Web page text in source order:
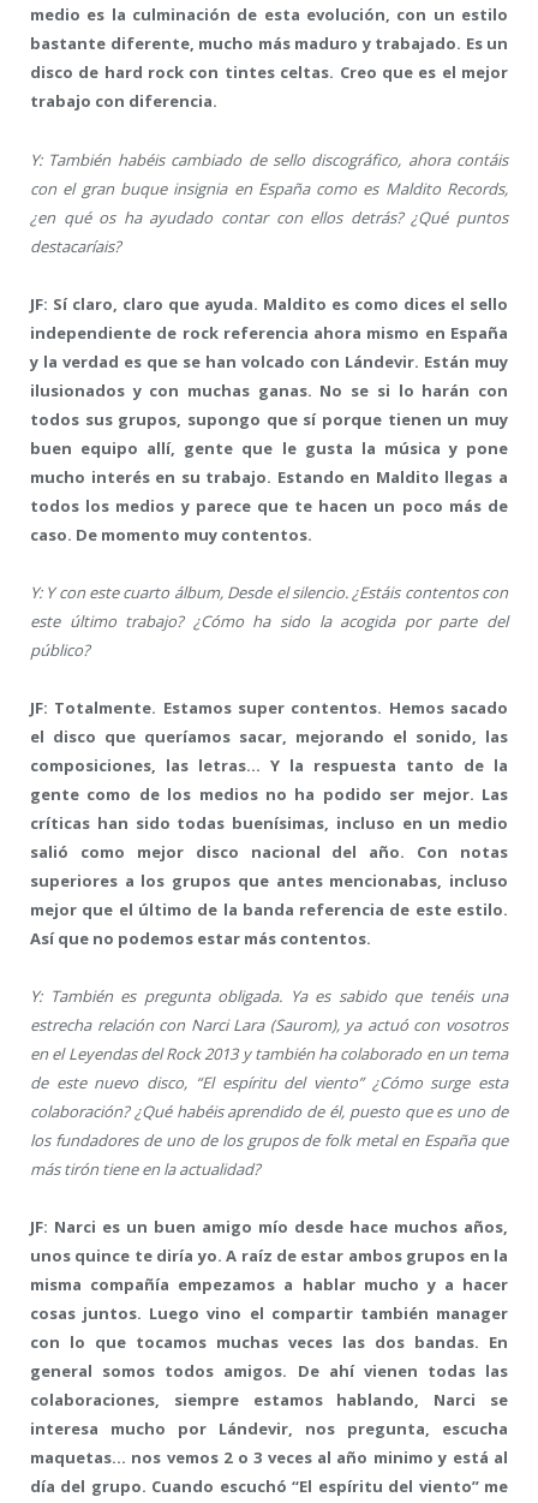
medio es la culminación de esta evolución, con un estilo
bastante diferente, mucho más maduro y trabajado. Es un
disco de hard rock con tintes celtas. Creo que es el mejor
trabajo con diferencia.
Y: También habéis cambiado de sello discográfico, ahora contáis
con el gran buque insignia en España como es Maldito Records,
¿en qué os ha ayudado contar con ellos detrás? ¿Qué puntos
destacaríais?
JF: Sí claro, claro que ayuda. Maldito es como dices el sello
independiente de rock referencia ahora mismo en España
y la verdad es que se han volcado con Lándevir. Están muy
ilusionados y con muchas ganas. No se si lo harán con
todos sus grupos, supongo que sí porque tienen un muy
buen equipo allí, gente que le gusta la música y pone
mucho interés en su trabajo. Estando en Maldito llegas a
todos los medios y parece que te hacen un poco más de
caso. De momento muy contentos.
Y: Y con este cuarto álbum, Desde el silencio. ¿Estáis contentos con
este último trabajo? ¿Cómo ha sido la acogida por parte del
público?
JF: Totalmente. Estamos super contentos. Hemos sacado
el disco que queríamos sacar, mejorando el sonido, las
composiciones, las letras… Y la respuesta tanto de la
gente como de los medios no ha podido ser mejor. Las
críticas han sido todas buenísimas, incluso en un medio
salió como mejor disco nacional del año. Con notas
superiores a los grupos que antes mencionabas, incluso
mejor que el último de la banda referencia de este estilo.
Así que no podemos estar más contentos.
Y: También es pregunta obligada. Ya es sabido que tenéis una
estrecha relación con Narci Lara (Saurom), ya actuó con vosotros
en el Leyendas del Rock 2013 y también ha colaborado en un tema
de este nuevo disco, “El espíritu del viento” ¿Cómo surge esta
colaboración? ¿Qué habéis aprendido de él, puesto que es uno de
los fundadores de uno de los grupos de folk metal en España que
más tirón tiene en la actualidad?
JF: Narci es un buen amigo mío desde hace muchos años,
unos quince te diría yo. A raíz de estar ambos grupos en la
misma compañía empezamos a hablar mucho y a hacer
cosas juntos. Luego vino el compartir también manager
con lo que tocamos muchas veces las dos bandas. En
general somos todos amigos. De ahí vienen todas las
colaboraciones, siempre estamos hablando, Narci se
interesa mucho por Lándevir, nos pregunta, escucha
maquetas… nos vemos 2 o 3 veces al año minimo y está al
día del grupo. Cuando escuchó “El espíritu del viento” me